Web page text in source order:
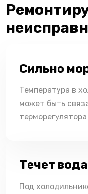
Сильно
Температура в
может быть
Течет вода
Под